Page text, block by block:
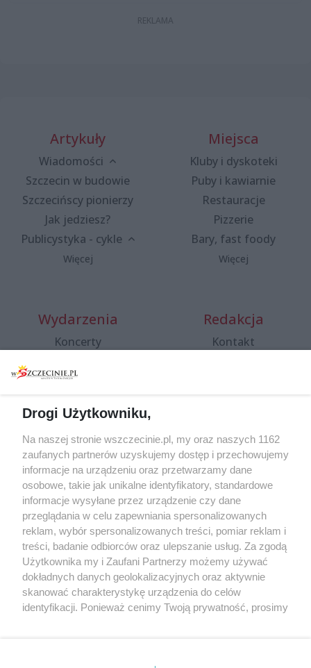
Artykuły
Wiadomości
Szczecin w budowie
Szczecińscy pionierzy
Jak jedziesz?
Publicystyka - cykle
Więcej
Miejsca
Kluby i dyskoteki
Puby i kawiarnie
Restauracje
Pizzerie
Bary, fast foody
Więcej
Wydarzenia
Koncerty
Spacery i oprowadzania
targi
Wernisaże
Więcej
Redakcja
Kontakt
Specjalny koncert z okazji
20. urodzin portalu
wSzczecinie.pl
Regulamin konkursów
śniadaniówka "Hej
Szczecin! Jest piątek!"
Partnerzy
Praca Szczecin
Drogi Użytkowniku,
Na naszej stronie wszczecinie.pl, my oraz naszych 1162
zaufanych partnerów uzyskujemy dostęp i przechowujemy
informacje na urządzeniu oraz przetwarzamy dane
osobowe, takie jak unikalne identyfikatory, standardowe
informacje wysyłane przez urządzenie czy dane
przeglądania w celu zapewniania spersonalizowanych
reklam, wybór spersonalizowanych treści, pomiar reklam i
treści, badanie odbiorców oraz ulepszanie usług. Za zgodą
Użytkownika my i Zaufani Partnerzy możemy używać
dokładnych danych geolokalizacyjnych oraz aktywnie
skanować charakterystykę urządzenia do celów
identyfikacji. Ponieważ cenimy Twoją prywatność, prosimy